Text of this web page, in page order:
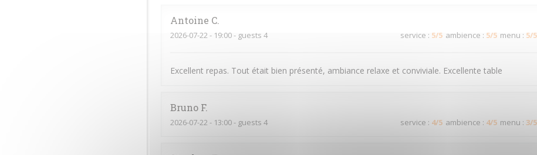
Antoine C
2026-07-22- 19:00 - guests 4 service : 5/5 ambience : 5/5 menu : 5/5
Excellent repas. Tout était bien présenté, ambiance relaxe et conviviale. Excellente table
Bruno F
2026-07-22- 13:00 - guests 4 service : 4/5 ambience : 4/5 menu : 3/5